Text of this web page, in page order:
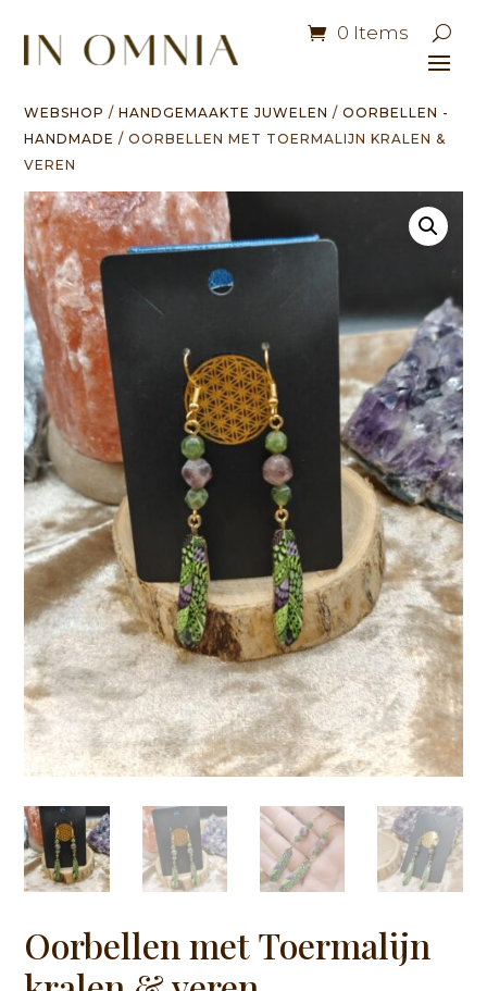
0 Items
WEBSHOP /HANDGEMAAKTE JUWELEN /OORBELLEN -
HANDMADE / OORBELLEN MET TOERMALIJN KRALEN &
VEREN
Oorbellen met Toermalijn